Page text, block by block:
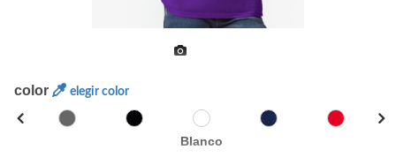
color elegir color
Blanco